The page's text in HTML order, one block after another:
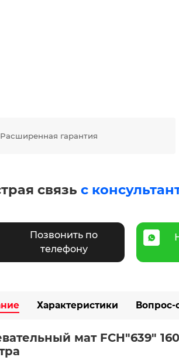
Расширенная гарантия
связь с
Позвонить по
телефону
Характеристики Вопрос-
мат FCH"639"